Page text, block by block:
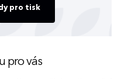
pro tisk
pro vás